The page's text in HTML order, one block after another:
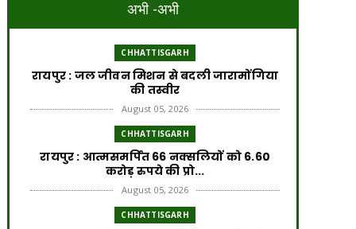
अभी -अभी
CHHATTISGARH
रायपुर : जल जीवन मिशन से बदली जारामोंगिया
की तस्वीर
August 05, 2026
CHHATTISGARH
रायपुर : आत्मसमर्पित 66 नक्सलियों को 6.60
करोड़ रुपये की प्रो...
August 05, 2026
CHHATTISGARH